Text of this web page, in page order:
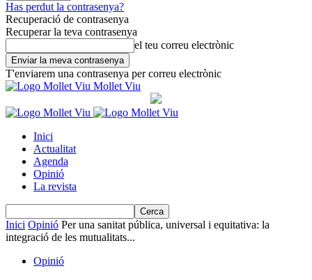
Has perdut la contrasenya?
Recuperació de contrasenya
Recuperar la teva contrasenya
el teu correu electrònic
T'enviarem una contrasenya per correu electrònic
Mollet Viu
Inici
Actualitat
Agenda
Opinió
La revista
Inici Opinió Per una sanitat pública, universal i equitativa: la
integració de les mutualitats...
Opinió